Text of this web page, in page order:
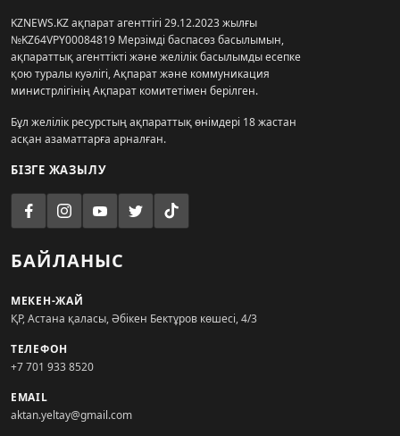
KZNEWS.KZ ақпарат агенттігі 29.12.2023 жылғы
№KZ64VPY00084819 Мерзімді баспасөз басылымын,
ақпараттық агенттікті және желілік басылымды есепке
қою туралы куәлігі, Ақпарат және коммуникация
министрлігінің Ақпарат комитетімен берілген.
Бұл желілік ресурстың ақпараттық өнімдері 18 жастан
асқан азаматтарға арналған.
БІЗГЕ ЖАЗЫЛУ
БАЙЛАНЫС
МЕКЕН-ЖАЙ
ҚР, Астана қаласы, Әбікен Бектұров көшесі, 4/3
ТЕЛЕФОН
+7 701 933 8520
EMAIL
aktan.yeltay@gmail.com